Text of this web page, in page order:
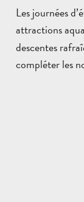
Les journées
attractions
descentes
compléter les